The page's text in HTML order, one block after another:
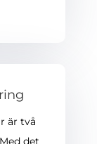
är två
det